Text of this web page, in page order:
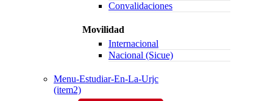
Convalidaciones
Movilidad
Internacional
Nacional (Sicue)
Menu-Estudiar-En-La-Urjc
(item2)